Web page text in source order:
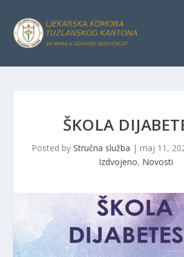
ŠKOLA
Posted by Stručna služba | maj 11,
Izdvojeno, Novosti